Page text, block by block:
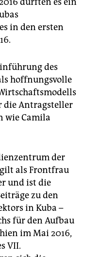
in den ersten
des
hoffnungsvolle
die Antragsteller
wie Camila
der
gilt als Frontfrau
und ist die
zu den
in Kuba –
für den Aufbau
im Mai 2016,
VII.